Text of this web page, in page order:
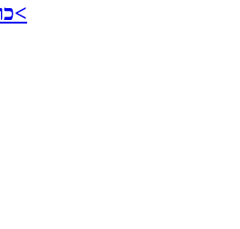
כובע חתול -, לבן<